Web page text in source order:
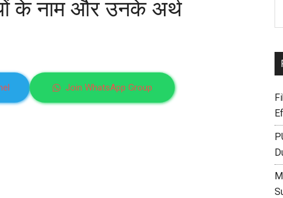
के नाम और उनके अर्थ
Join WhatsApp Group